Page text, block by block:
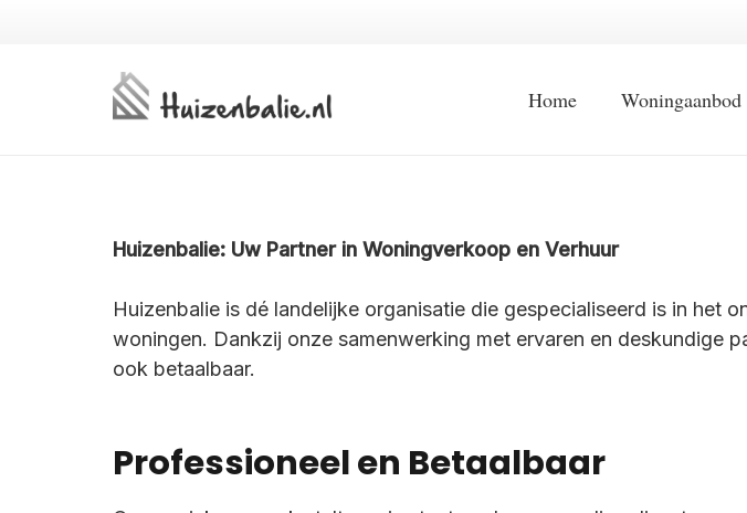
Home Woningaanbod
Huizenbalie: Uw Partner in Woningverkoop en Verhuur
Huizenbalie is dé landelijke organisatie die gespecialiseerd is in het
woningen. Dankzij onze samenwerking met ervaren en deskundige
ook betaalbaar.
Professioneel en Betaalbaar